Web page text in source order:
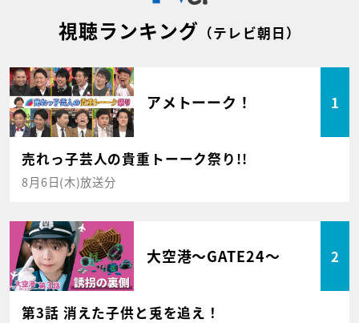
視聴ランキング （テレビ朝日）
アメトーーク！ 1
売れっ子芸人の貴重トーーク祭り!!
8月6日(木)放送分
大空港～GATE24～ 2
第3話 消えた子供と兎を追え！